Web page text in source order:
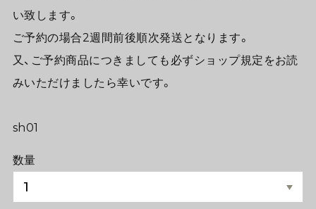
い致します。
ご予約の場合2週間前後順次発送となります。
又、ご予約商品につきましても必ずショップ規定をお読
みいただけましたら幸いです。
sh01
数量